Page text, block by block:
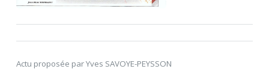
Actu proposée par Yves SAVOYE-PEYSSON